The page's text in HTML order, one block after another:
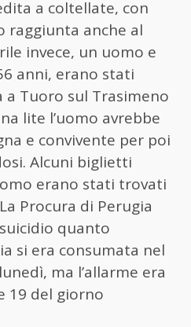
a coltellate, con
raggiunta anche al
invece, un uomo e
anni, erano stati
Tuoro sul Trasimeno
lite l’uomo avrebbe
e convivente per poi
Alcuni biglietti
erano stati trovati
Procura di Perugia
quanto
si era consumata nel
ma l’allarme era
19 del giorno